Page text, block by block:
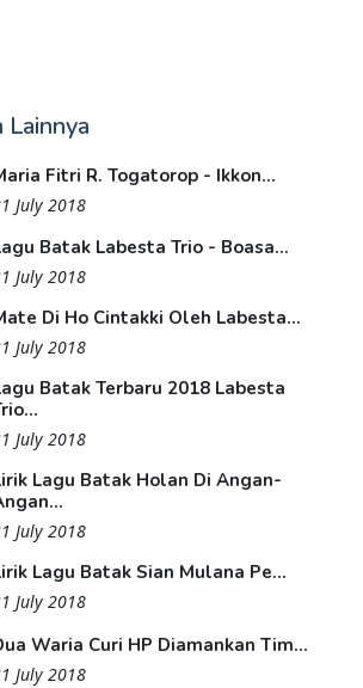
Fitri R. Togatorop - Ikkon...
July 2018
Batak Labesta Trio - Boasa...
July 2018
Di Ho Cintakki Oleh Labesta...
July 2018
Batak Terbaru 2018 Labesta
July 2018
Lagu Batak Holan Di Angan-
July 2018
Lagu Batak Sian Mulana Pe...
July 2018
Waria Curi HP Diamankan Tim...
July 2018